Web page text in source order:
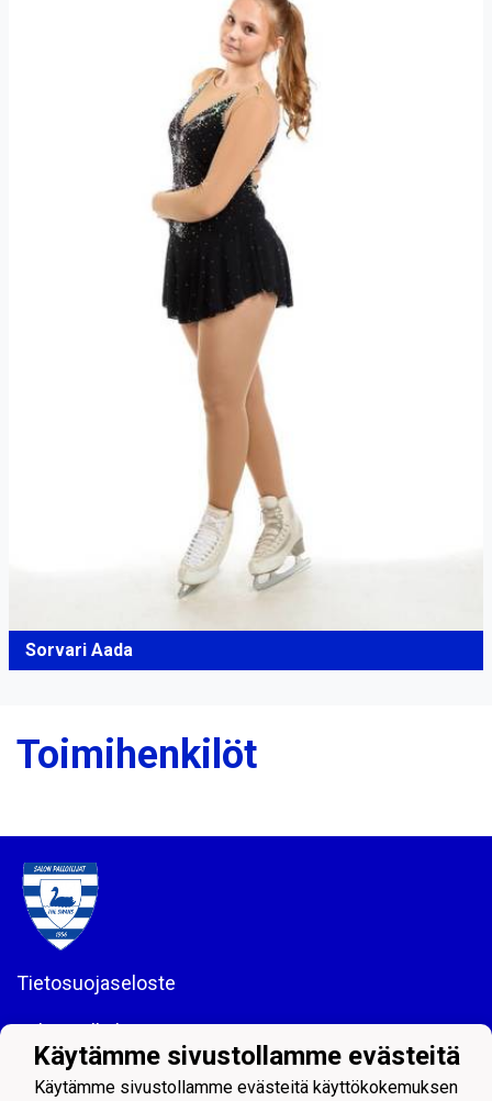
Sorvari Aada
Toimihenkilöt
Tietosuojaseloste
Salon Palloilijat ry
Helsingintie 18, 24100 SALO
Puh: 044 - 7060234
Käytämme sivustollamme evästeitä
Käytämme sivustollamme evästeitä käyttökokemuksen